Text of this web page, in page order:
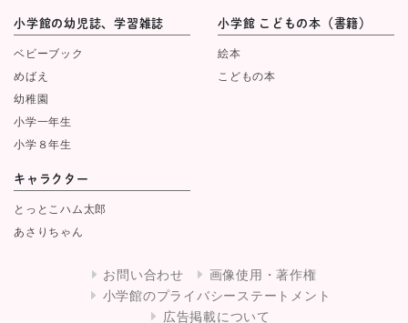
小学館の幼児誌、学習雑誌
ベビーブック
めばえ
幼稚園
小学一年生
小学８年生
小学館 こどもの本（書籍）
絵本
こどもの本
キャラクター
とっとこハム太郎
あさりちゃん
お問い合わせ
画像使用・著作権
小学館のプライバシーステートメント
広告掲載について